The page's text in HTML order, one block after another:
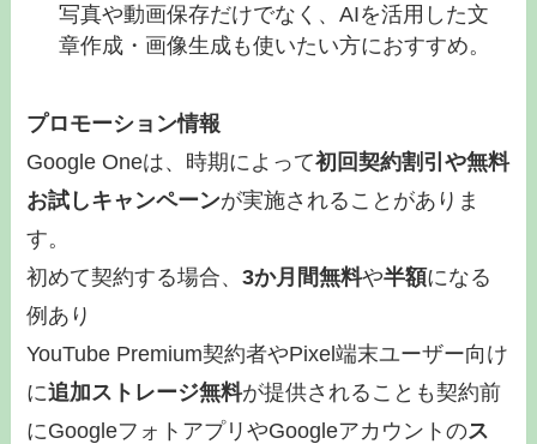
写真や動画保存だけでなく、AIを活用した文
章作成・画像生成も使いたい方におすすめ。
プロモーション情報
Google Oneは、時期によって初回契約割引や無料
お試しキャンペーンが実施されることがありま
す。
初めて契約する場合、3か月間無料や半額になる
例あり
YouTube Premium契約者やPixel端末ユーザー向け
に追加ストレージ無料が提供されることも契約前
にGoogleフォトアプリやGoogleアカウントのス